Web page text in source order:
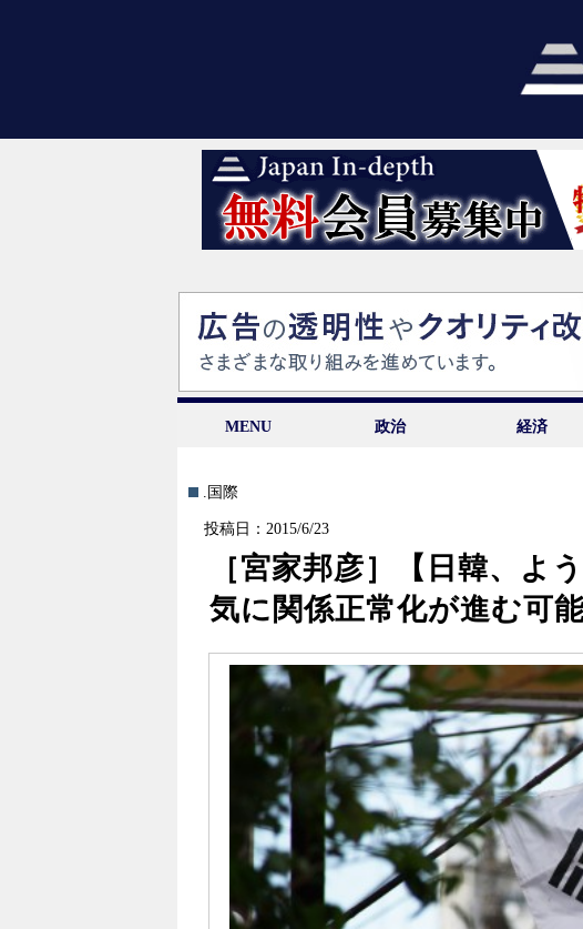
MENU 政治 経済
.国際
投稿日：2015/6/23
［宮家邦彦］【日韓、よ
気に関係正常化が進む可